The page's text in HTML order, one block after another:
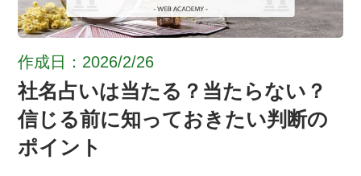
作成日：2026/2/26
社名占いは当たる？当たらない？
信じる前に知っておきたい判断の
ポイント